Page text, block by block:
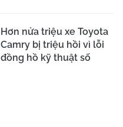
Hơn nửa triệu xe Toyota
Camry bị triệu hồi vì lỗi
đồng hồ kỹ thuật số